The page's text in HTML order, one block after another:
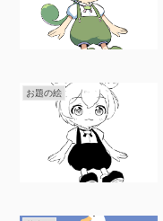
お題の絵